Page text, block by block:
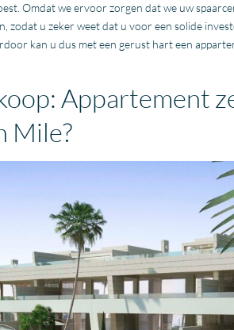
Omdat we ervoor zorgen dat we uw
zodat u zeker weet dat u voor een solide
kan u dus met een gerust hart een
Appartement
Mile?